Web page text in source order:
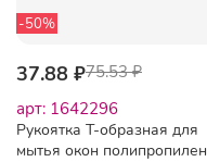
-50%
37.88 ₽75.53 ₽
арт: 1642296
Рукоятка Т-образная для
мытья окон полипропилен